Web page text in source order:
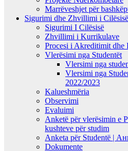
Marrëveshjet për
Sigurimi dhe Zhvillimi i Cilësisë
Sigurimi I Cilësisë
Zhvillimi i Kurrikulave
Procesi i Akreditimit dhe
Vlerësimi nga Studentët
Vlersimi nga
Vlersimi nga
2022/2023
Kalueshmëria
Observimi
Evaluimi
Anketë për vlerësimin e
kushteve për studim
Anketa për Studentë |
Dokumente